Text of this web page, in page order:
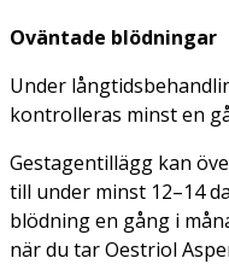
Oväntade blödningar
Under
kontrolleras minst en
Gestagentillägg kan
till under minst 12–14
blödning en gång i
när du tar Oestriol